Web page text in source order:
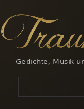
Gedichte, Musik